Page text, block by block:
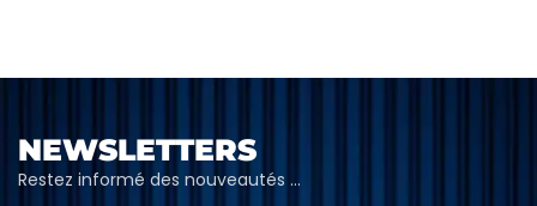
NEWSLETTERS
Restez informé des nouveautés …